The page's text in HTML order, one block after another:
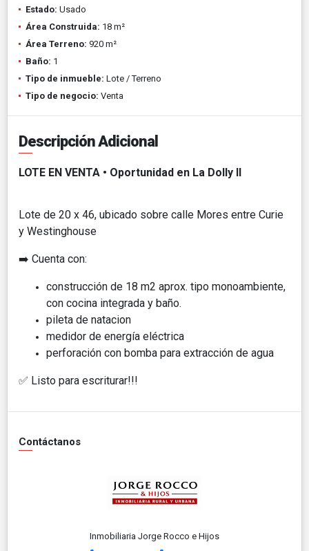
Estado: Usado
Área Construida: 18 m²
Área Terreno: 920 m²
Baño: 1
Tipo de inmueble: Lote / Terreno
Tipo de negocio: Venta
Descripción Adicional
LOTE EN VENTA • Oportunidad en La Dolly II
Lote de 20 x 46, ubicado sobre calle Mores entre Curie
y Westinghouse
➡️ Cuenta con:
construcción de 18 m2 aprox. tipo monoambiente,
con cocina integrada y baño.
pileta de natacion
medidor de energía eléctrica
perforación con bomba para extracción de agua
✅ Listo para escriturar!!!
Contáctanos
Inmobiliaria Jorge Rocco e Hijos